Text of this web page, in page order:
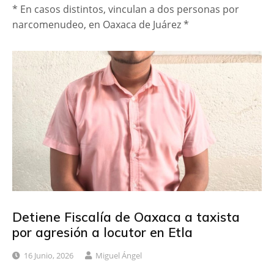
* En casos distintos, vinculan a dos personas por
narcomenudeo, en Oaxaca de Juárez *
Detiene Fiscalía de Oaxaca a taxista
por agresión a locutor en Etla
16 Junio, 2026 Miguel Ángel